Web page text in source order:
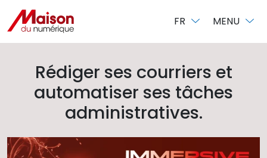
FR MENU
Rédiger ses courriers et
automatiser ses tâches
administratives.